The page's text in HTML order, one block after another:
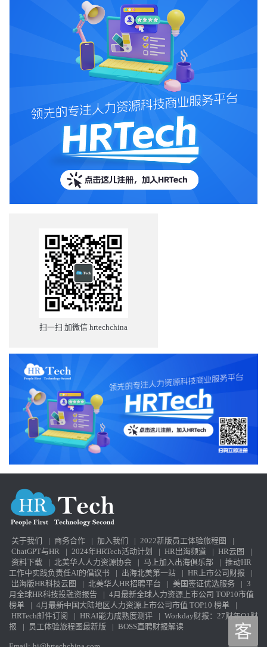
扫一扫 加微信 hrtechchina
关于我们 | 商务合作 | 加入我们 | 2022新版员工体验旅程图
|
ChatGPT与HR
| 2024年HRTech活动计划 | HR出海频道 | HR云图
|
资料下载
| 北美华人人力资源协会 | 马上加入出海俱乐部 | 推动HR
工作中实践负责任AI的倡议书
| 出海北美第一站 | HR上市公司财报
|
出海版HR科技云图
| 北美华人HR招聘平台 | 美国签证优选服务 | 3
月全球HR科技投融资报告
| 4月最新全球人力资源上市公司 TOP10市值
榜单
| 4月最新中国大陆地区人力资源上市公司市值 TOP10 榜单
|
HRTech邮件订阅
| HRAI能力成熟度测评 | Workday财报：27财年Q1财
报
| 员工体验旅程图最新版 | BOSS直聘财报解读 客